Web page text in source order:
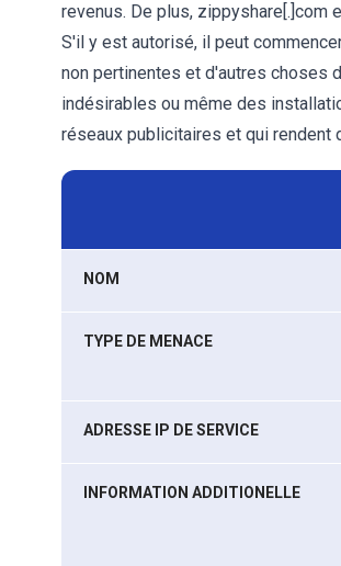
revenus. De plus,
S'il y est autorisé, il peut
non pertinentes et d'autres choses
indésirables ou même des
réseaux publicitaires et qui
NOM
TYPE DE MENACE
ADRESSE IP DE SERVICE
INFORMATION ADDITIONELLE